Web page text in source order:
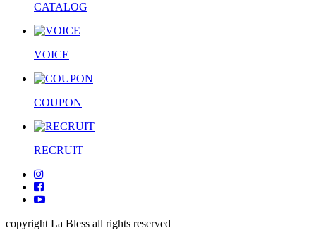
CATALOG
VOICE
COUPON
RECRUIT
copyright La Bless all rights reserved